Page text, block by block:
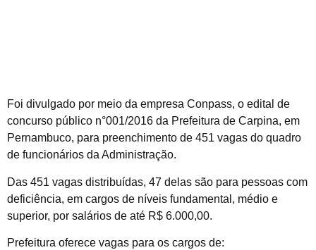
Foi divulgado por meio da empresa Conpass, o edital de
concurso público n°001/2016 da Prefeitura de Carpina, em
Pernambuco, para preenchimento de 451 vagas do quadro
de funcionários da Administração.
Das 451 vagas distribuídas, 47 delas são para pessoas com
deficiência, em cargos de níveis fundamental, médio e
superior, por salários de até R$ 6.000,00.
Prefeitura oferece vagas para os cargos de: